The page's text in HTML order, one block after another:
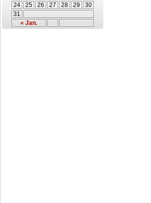
« Jan.
24
25 26 27 28 29
30
31